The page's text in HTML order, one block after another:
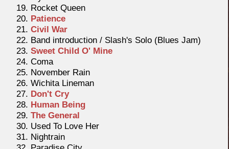
Rocket Queen
Patience
Civil War
Band introduction / Slash's Solo (Blues Jam)
Sweet Child O' Mine
Coma
November Rain
Wichita Lineman
Don't Cry
Human Being
The General
Used To Love Her
Nightrain